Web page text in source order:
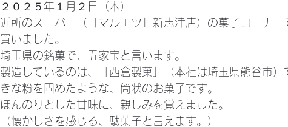
２０２５年１月２日（木）
近所のスーパー（「マルエツ」新志津店）の菓子コーナ
買いました。
埼玉県の銘菓で、五家宝と言います。
製造しているのは、「西倉製菓」（本社は埼玉県熊谷市）
きな粉を固めたような、筒状のお菓子です。
ほんのりとした甘味に、親しみを覚えました。
（懐かしさを感じる、駄菓子と言えます。）